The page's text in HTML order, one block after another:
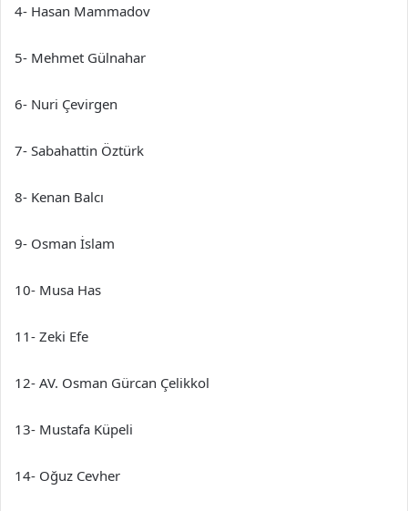
4- Hasan Mammadov
5- Mehmet Gülnahar
6- Nuri Çevirgen
7- Sabahattin Öztürk
8- Kenan Balcı
9- Osman İslam
10- Musa Has
11- Zeki Efe
12- AV. Osman Gürcan Çelikkol
13- Mustafa Küpeli
14- Oğuz Cevher